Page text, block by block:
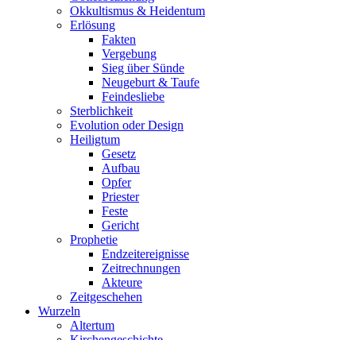
Okkultismus & Heidentum
Erlösung
Fakten
Vergebung
Sieg über Sünde
Neugeburt & Taufe
Feindesliebe
Sterblichkeit
Evolution oder Design
Heiligtum
Gesetz
Aufbau
Opfer
Priester
Feste
Gericht
Prophetie
Endzeitereignisse
Zeitrechnungen
Akteure
Zeitgeschehen
Wurzeln
Altertum